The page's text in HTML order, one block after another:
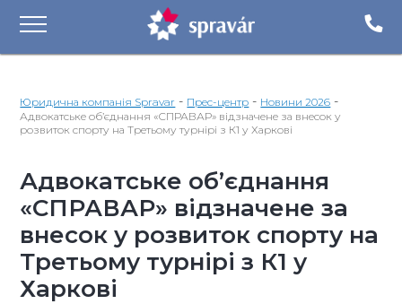
Юридична компанія Spravar - Прес-центр - Новини 2026 -
Адвокатське об’єднання «СПРАВАР» відзначене за внесок у
розвиток спорту на Третьому турнірі з К1 у Харкові
Адвокатське об’єднання
«СПРАВАР» відзначене за
внесок у розвиток спорту на
Третьому турнірі з К1 у
Харкові